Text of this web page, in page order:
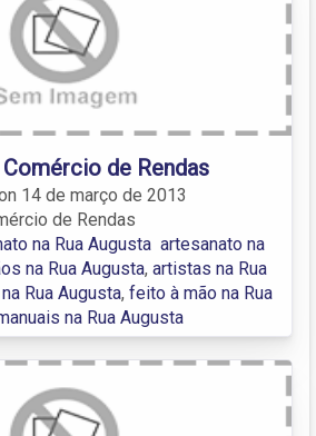
de Rendas
14 de março de 2013
de Rendas
na Rua Augusta artesanato na
na Rua Augusta, artistas na Rua
Rua Augusta, feito à mão na Rua
na Rua Augusta